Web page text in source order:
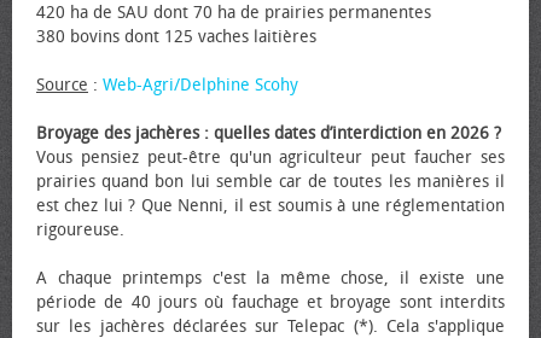
420 ha de SAU dont 70 ha de prairies permanentes
380 bovins dont 125 vaches laitières
Source : Web-Agri/Delphine Scohy
Broyage des jachères : quelles dates d’interdiction en 2026 ?
Vous pensiez peut-être qu'un agriculteur peut faucher ses
prairies quand bon lui semble car de toutes les manières il
est chez lui ? Que Nenni, il est soumis à une réglementation
rigoureuse.
A chaque printemps c'est la même chose, il existe une
période de 40 jours où fauchage et broyage sont interdits
sur les jachères déclarées sur Telepac (*). Cela s'applique